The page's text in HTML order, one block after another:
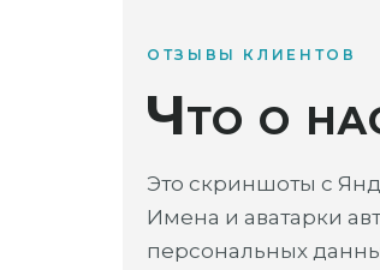
ОТЗЫВЫ КЛИЕНТОВ
Что о
Это скриншоты с
Имена и аватарки
персональных